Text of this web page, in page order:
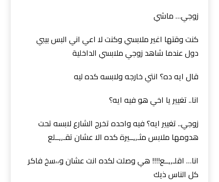
زوجي… ماشي
كنت وقتها اغير ملابسي وكنت لا اعي اني البس بيبي
دول عندما شاهد زوجي ملابسي الداخلية
قال ايه ده؟ انتي خارجه ولابسه كده ليه
انا.. تغيير يا اخي هو فيه ايه؟
زوجي.. تغيير ايه؟ فيه واحده تخرج الشارع لابسه تحت
هدومها ملابس مثـ,,ــيرة كده الا عشان تقـ,,ــلع
انا… اقلـ,,ــع!!!! هي وصلت لكده انت عشان و،،سخ فاكر
كل الناس ذيك